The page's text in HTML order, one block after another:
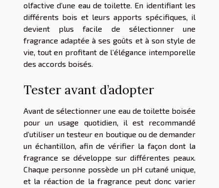
olfactive d’une eau de toilette. En identifiant les
différents bois et leurs apports spécifiques, il
devient plus facile de sélectionner une
fragrance adaptée à ses goûts et à son style de
vie, tout en profitant de l’élégance intemporelle
des accords boisés.
Tester avant d’adopter
Avant de sélectionner une eau de toilette boisée
pour un usage quotidien, il est recommandé
d’utiliser un testeur en boutique ou de demander
un échantillon, afin de vérifier la façon dont la
fragrance se développe sur différentes peaux.
Chaque personne possède un pH cutané unique,
et la réaction de la fragrance peut donc varier